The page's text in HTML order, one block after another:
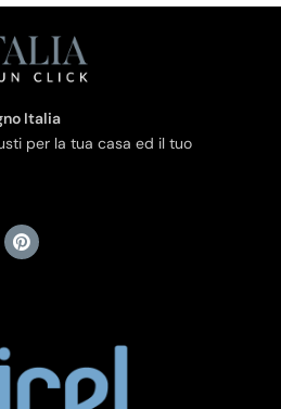
Italia
per la tua casa ed il tuo